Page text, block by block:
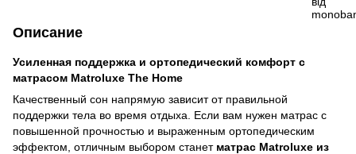
Описание
Усиленная поддержка и ортопедический комфорт с
матрасом Matroluxe The Home
Качественный сон напрямую зависит от правильной
поддержки тела во время отдыха. Если вам нужен матрас с
повышенной прочностью и выраженным ортопедическим
эффектом, отличным выбором станет матрас Matroluxe из